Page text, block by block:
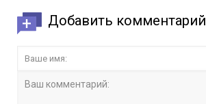
Добавить комментарий